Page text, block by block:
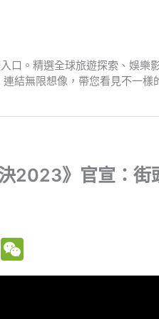
口。精選全球旅遊探索、娛樂
結無限想像，帶您看見不一樣
2023》官宣：
W
e